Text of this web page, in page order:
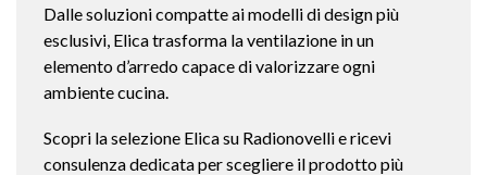
Dalle soluzioni compatte ai modelli di design più
esclusivi, Elica trasforma la ventilazione in un
elemento d’arredo capace di valorizzare ogni
ambiente cucina.
Scopri la selezione Elica su Radionovelli e ricevi
consulenza dedicata per scegliere il prodotto più